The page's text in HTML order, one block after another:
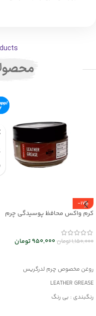
-17%
کرم واکس محافظ پوسیدگی چرم
1,150,000تومان950,000تومان
روغن مخصوص چرم لدرگریس
LEATHER GREASE
رنگبندی : بی رنگ